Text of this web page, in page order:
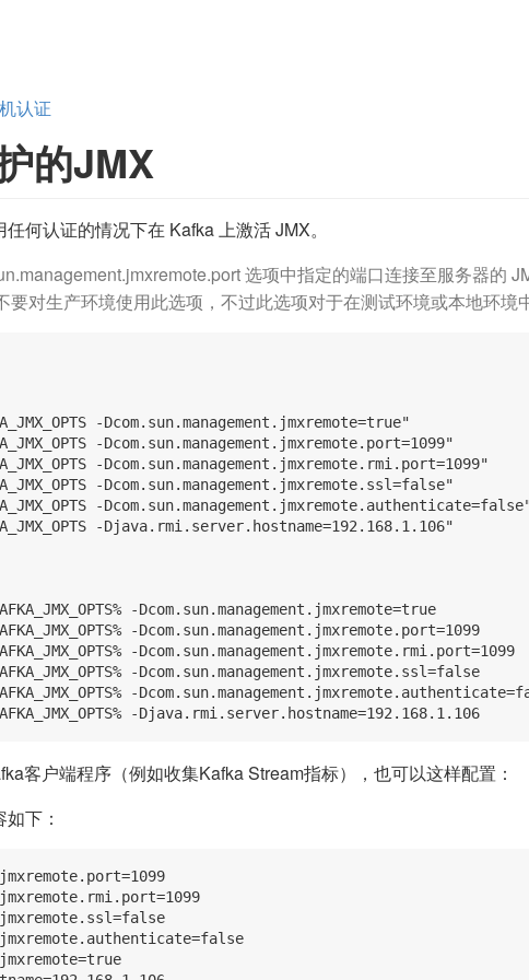
认证
的JMX
何认证的情况下在 Kafka 上激活 JMX。
选项中指定的端口连接至服务器的
对生产环境使用此选项，不过此选项对于在测试环境或本地环境
-Dcom.sun.management.jmxremote=true"
-Dcom.sun.management.jmxremote.port=1099"
-Dcom.sun.management.jmxremote.rmi.port=1099"
-Dcom.sun.management.jmxremote.ssl=false"
-
-Djava.rmi.server.hostname=192.168.1.106"
-Dcom.sun.management.jmxremote=true
-Dcom.sun.management.jmxremote.port=1099
-Dcom.sun.management.jmxremote.rmi.port=1099
-Dcom.sun.management.jmxremote.ssl=false
-
客户端程序（例如收集Kafka Stream指标），也可以这样配置：
下：